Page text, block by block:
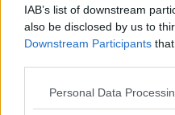
IAB’s list of downstream
also be disclosed by us to
Downstream Participants
Please note that this
Personal Data